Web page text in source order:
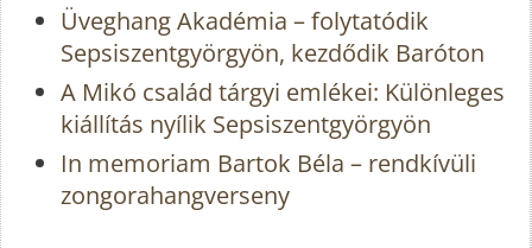
Üveghang Akadémia – folytatódik
Sepsiszentgyörgyön, kezdődik Baróton
A Mikó család tárgyi emlékei: Különleges
kiállítás nyílik Sepsiszentgyörgyön
In memoriam Bartok Béla – rendkívüli
zongorahangverseny